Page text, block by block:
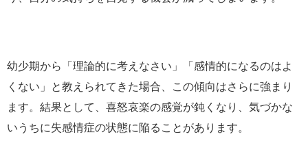
幼少期から「理論的に考えなさい」「感情的になるのはよ
くない」と教えられてきた場合、この傾向はさらに強まり
ます。結果として、喜怒哀楽の感覚が鈍くなり、気づかな
いうちに失感情症の状態に陥ることがあります。